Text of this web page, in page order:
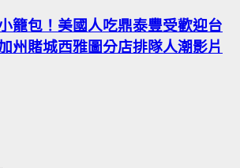
籠包！美國人吃鼎泰豐受歡迎台
州賭城西雅圖分店排隊人潮影片